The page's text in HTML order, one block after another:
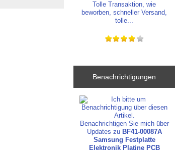
Tolle Transaktion, wie
beworben, schneller Versand,
tolle...
Benachrichtigungen
Benachrichtigen Sie mich über
Updates zu BF41-00087A
Samsung Festplatte
Elektronik Platine PCB